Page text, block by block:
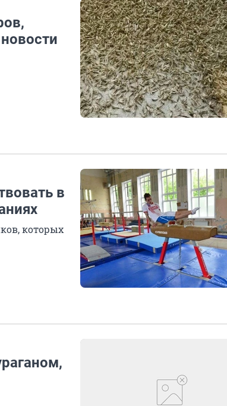
в
которых